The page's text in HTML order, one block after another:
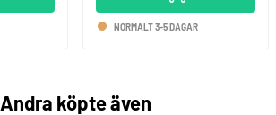
NORMALT 3-5 DAGAR
Andra köpte även